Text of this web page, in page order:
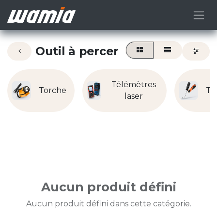
Outil à percer
Torche
Télémètres
laser
Aucun produit défini
Aucun produit défini dans cette catégorie.